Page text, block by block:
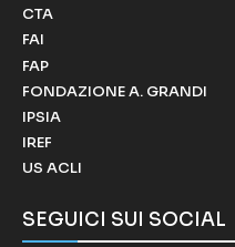
CTA
FAI
FAP
FONDAZIONE A. GRANDI
IPSIA
IREF
US ACLI
SEGUICI SUI SOCIAL